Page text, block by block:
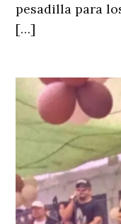
pesadilla para
[…]